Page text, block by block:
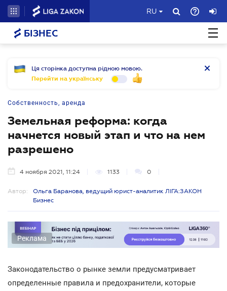
RU
БІЗНЕС
Ця сторінка доступна рідною мовою.
Перейти на українську
Собственность, аренда
Земельная реформа: когда
начнется новый этап и что на нем
разрешено
4 ноября 2021, 11:24 1133 0
Автор:
Ольга Баранова, ведущий юрист-аналитик ЛІГА:ЗАКОН
Бизнес
Реклама
Законодательство о рынке земли предусматривает
определенные правила и предохранители, которые